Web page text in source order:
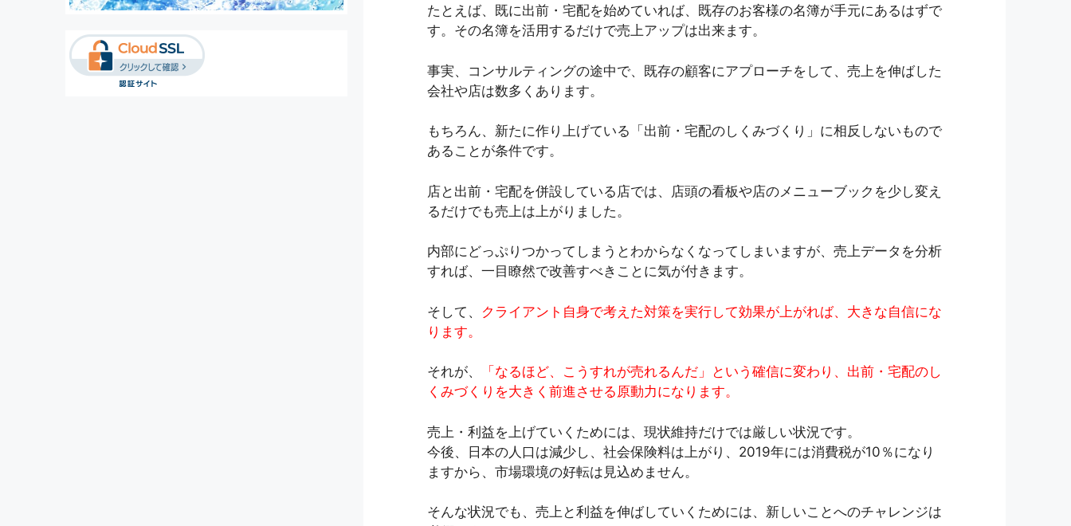
たとえば、既に出前・宅配を始めていれば、既存のお客様の名簿が手元にあるはずで
す。その名簿を活用するだけで売上アップは出来ます。
事実、コンサルティングの途中で、既存の顧客にアプローチをして、売上を伸ばした
会社や店は数多くあります。
もちろん、新たに作り上げている「出前・宅配のしくみづくり」に相反しないもので
あることが条件です。
店と出前・宅配を併設している店では、店頭の看板や店のメニューブックを少し変え
るだけでも売上は上がりました。
内部にどっぷりつかってしまうとわからなくなってしまいますが、売上データを分析
すれば、一目瞭然で改善すべきことに気が付きます。
そして、 クライアント自身で考えた対策を実行して効果が上がれば、大きな自信にな
ります。
それが、
「なるほど、こうすれが売れるんだ」という確信に変わり、出前・宅配のし
くみづくりを大きく前進させる原動力になります。
売上・利益を上げていくためには、現状維持だけでは厳しい状況です。
今後、日本の人口は減少し、社会保険料は上がり、2019年には消費税が10％になり
ますから、市場環境の好転は見込めません。
そんな状況でも、売上と利益を伸ばしていくためには、新しいことへのチャレンジは